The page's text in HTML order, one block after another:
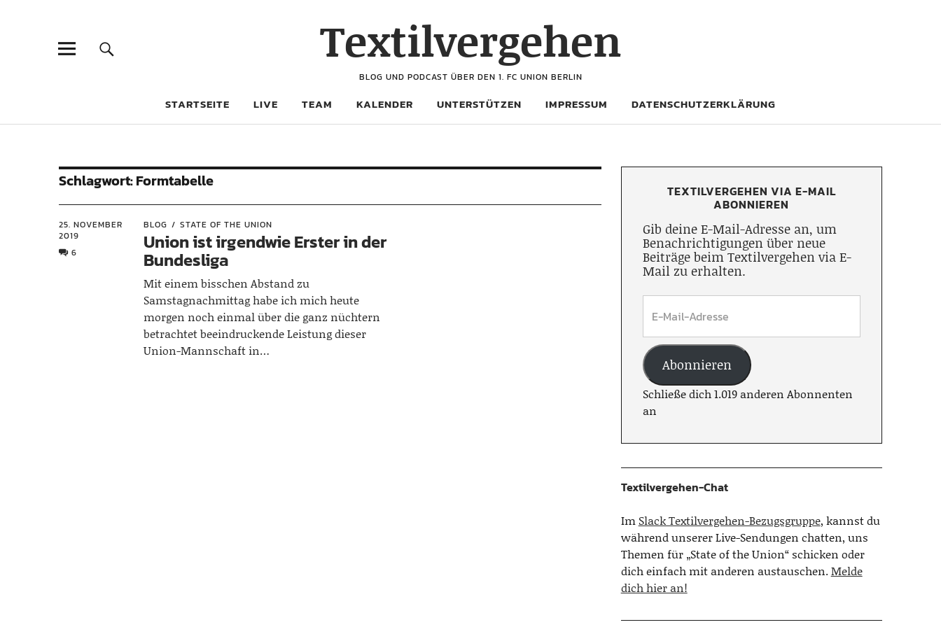
Textilvergehen
BLOG UND PODCAST ÜBER DEN 1. FC UNION BERLIN
STARTSEITE LIVE TEAM KALENDER UNTERSTÜTZEN IMPRESSUM DATENSCHUTZERKLÄRUNG
Schlagwort:Formtabelle
25. NOVEMBER
2019
6
BLOG STATE OF THE UNION
Union ist irgendwie Erster in der
Bundesliga
Mit einem bisschen Abstand zu
Samstagnachmittag habe ich mich heute
morgen noch einmal über die ganz nüchtern
betrachtet beeindruckende Leistung dieser
Union-Mannschaft in…
TEXTILVERGEHEN VIA E-MAIL
ABONNIEREN
Gib deine E-Mail-Adresse an, um
Benachrichtigungen über neue
Beiträge beim Textilvergehen via E-
Mail zu erhalten.
Abonnieren
Schließe dich 1.019 anderen Abonnenten
an
Textilvergehen-Chat
Im Slack Textilvergehen-Bezugsgruppe, kannst du
während unserer Live-Sendungen chatten, uns
Themen für „State of the Union“ schicken oder
dich einfach mit anderen austauschen.Melde
dich hier an!